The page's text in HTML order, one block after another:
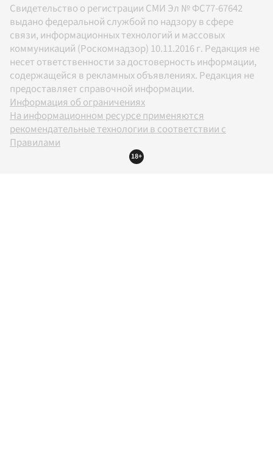
Свидетельство о регистрации СМИ Эл № ФС77-67642
выдано федеральной службой по надзору в сфере
связи, информационных технологий и массовых
коммуникаций (Роскомнадзор) 10.11.2016 г. Редакция не
несет ответственности за достоверность информации,
содержащейся в рекламных объявлениях. Редакция не
предоставляет справочной информации.
Информация об ограничениях
На информационном ресурсе применяются
рекомендательные технологии в соответствии с
Правилами
18+